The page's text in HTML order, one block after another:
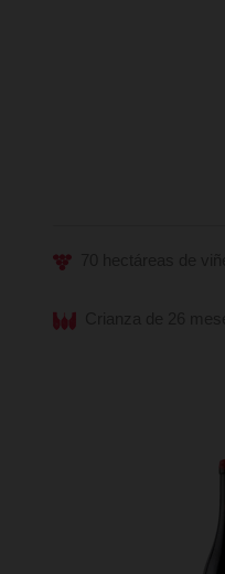
70 hectáreas de
Crianza de 26